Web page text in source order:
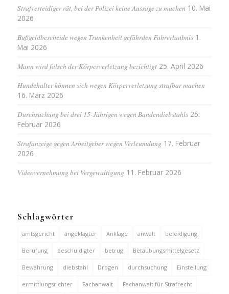
Strafverteidiger rät, bei der Polizei keine Aussage zu machen 10. Mai
2026
Bußgeldbescheide wegen Trunkenheit gefährden Fahrerlaubnis 1.
Mai 2026
Mann wird falsch der Körperverletzung bezichtigt 25. April 2026
Hundehalter können sich wegen Körperverletzung strafbar machen
16. März 2026
Durchsuchung bei drei 15-Jährigen wegen Bandendiebstahls 25.
Februar 2026
Strafanzeige gegen Arbeitgeber wegen Verleumdung 17. Februar
2026
Videovernehmung bei Vergewaltigung 11. Februar 2026
Schlagwörter
amtsgericht angeklagter Anklage anwalt beleidigung
Berufung beschuldigter betrug Betäubungsmittelgesetz
Bewährung diebstahl Drogen durchsuchung Einstellung
ermittlungsrichter Fachanwalt Fachanwalt für Strafrecht